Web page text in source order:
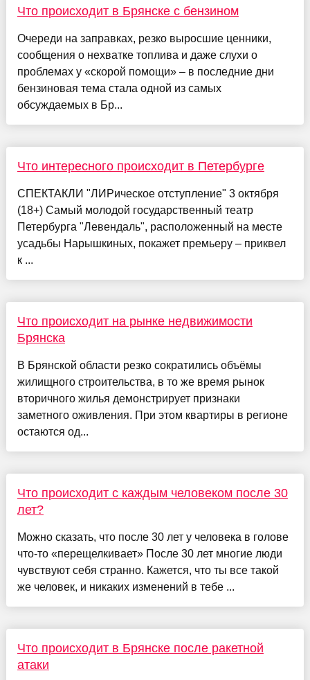
Что происходит в Брянске с бензином
Очереди на заправках, резко выросшие ценники,
сообщения о нехватке топлива и даже слухи о
проблемах у «скорой помощи» – в последние дни
бензиновая тема стала одной из самых
обсуждаемых в Бр...
Что интересного происходит в Петербурге
СПЕКТАКЛИ "ЛИРическое отступление" 3 октября
(18+) Самый молодой государственный театр
Петербурга "Левендаль", расположенный на месте
усадьбы Нарышкиных, покажет премьеру – приквел
к ...
Что происходит на рынке недвижимости
Брянска
В Брянской области резко сократились объёмы
жилищного строительства, в то же время рынок
вторичного жилья демонстрирует признаки
заметного оживления. При этом квартиры в регионе
остаются од...
Что происходит с каждым человеком после 30
лет?
Можно сказать, что после 30 лет у человека в голове
что-то «перещелкивает» После 30 лет многие люди
чувствуют себя странно. Кажется, что ты все такой
же человек, и никаких изменений в тебе ...
Что происходит в Брянске после ракетной
атаки